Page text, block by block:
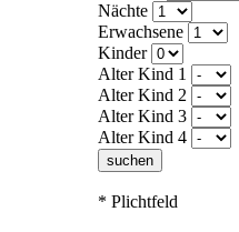
Nächte
Erwachsene
Kinder
Alter Kind 1
Alter Kind 2
Alter Kind 3
Alter Kind 4
suchen
* Plichtfeld